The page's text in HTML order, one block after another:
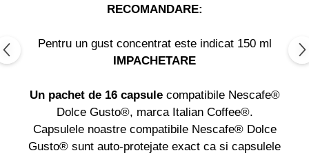
RECOMANDARE:
Pentru un gust concentrat este indicat 150 ml
IMPACHETARE
Un pachet de 16 capsulecompatibile Nescafe®
Dolce Gusto®, marca Italian Coffee®.
Capsulele noastre compatibile Nescafe® Dolce
Gusto® sunt auto-protejate exact ca si capsulele